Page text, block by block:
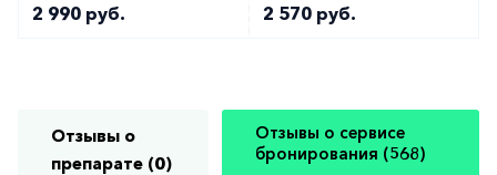
2 990 руб. 2 570 руб.
Отзывы о
препарате (0)
Отзывы о сервисе
бронирования (568)